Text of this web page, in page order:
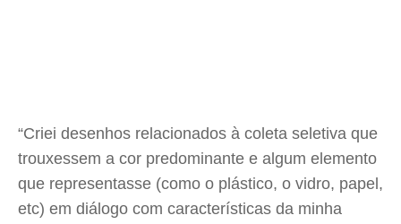
“Criei desenhos relacionados à coleta seletiva que
trouxessem a cor predominante e algum elemento
que representasse (como o plástico, o vidro, papel,
etc) em diálogo com características da minha